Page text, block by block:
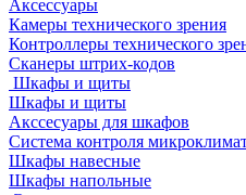
Аксессуары
Камеры технического зрения
Контроллеры технического
Сканеры штрих-кодов
Шкафы и щиты
Шкафы и щиты
Акссесуары для шкафов
Система контроля
Шкафы навесные
Шкафы напольные